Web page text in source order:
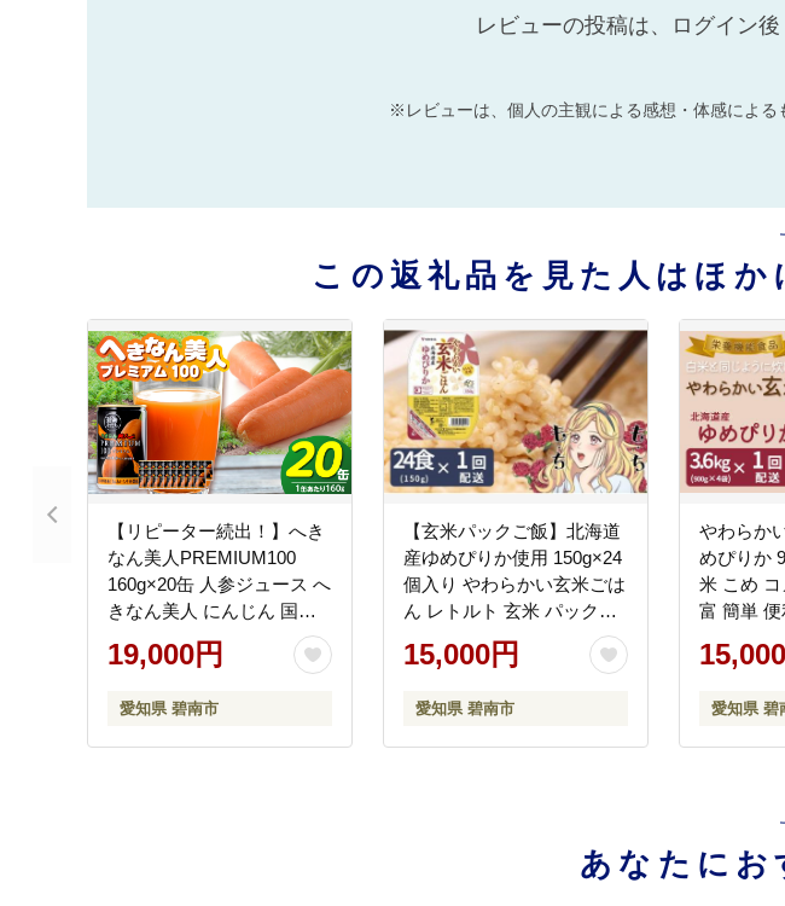
レビューの投稿は、ログイン後
※レビューは、個人の主観による感想・体感による
この返礼品を見た人はほか
【リピーター続出！】へき
なん美人PREMIUM100
160g×20缶 人参ジュース へ
きなん美人 にんじん 国産
果汁100％ H017-102
19,000円
愛知県 碧南市
【玄米パックご飯】北海道
産ゆめぴりか使用 150g×24
個入り やわらかい玄米ごは
ん レトルト 玄米 パックラ
イス レンジ 保存食 防災 キ
ャンプ ごはん 安心安全な
15,000円
愛知県 碧南市
やわらか
めぴりか
米 こめ
富 簡単
感 もち
マトライ
愛知県 碧
あなたにお